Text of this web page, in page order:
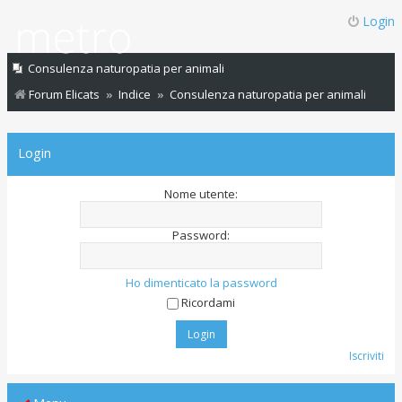
Login
Consulenza naturopatia per animali
Forum Elicats
Indice Consulenza naturopatia per animali
Login
Nome utente:
Password:
Ho dimenticato la password
Ricordami
Iscriviti